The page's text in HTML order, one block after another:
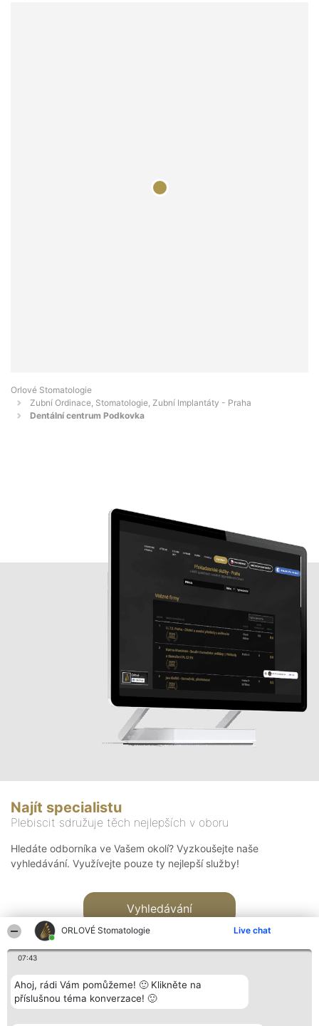
ORLOVÉ Stomatologie Live chat
07:43
Ahoj, rádi Vám pomůžeme! 🙂 Klikněte na
příslušnou téma konverzace! 🙂
Orlové Stomatologie
Zubní Ordinace, Stomatologie, Zubní Implantáty - Praha
Dentální centrum Podkovka
Najít specialistu
Plebiscit sdružuje těch nejlepších v oboru
Hledáte odborníka ve Vašem okolí? Vyzkoušejte naše
vyhledávání. Využívejte pouze ty nejlepší služby!
Vyhledávání
Bright Side Solutions sp. z o. Vítězové Kontakt